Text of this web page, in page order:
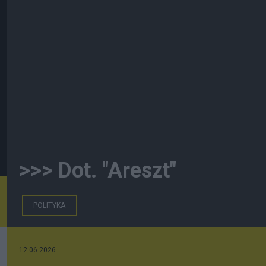
>>> Dot. "Areszt"
POLITYKA
12.06.2026